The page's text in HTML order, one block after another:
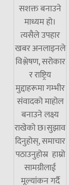
सशक्त बनाउने
माध्यम हो।
त्यसैले उपहार
खबर अनलाइनले
विश्लेषण, सरोकार
र राष्ट्रिय
मुद्दाहरूमा गम्भीर
संवादको माहोल
बनाउने लक्ष्य
राखेको छ।सुझाव
दिनुहोस्, समाचार
पठाउनुहोस्र हाम्रो
सामग्रीलाई
मूल्यांकन गर्दै